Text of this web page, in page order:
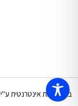
בניית חנות אינטרנטית ע"י Suls Digital